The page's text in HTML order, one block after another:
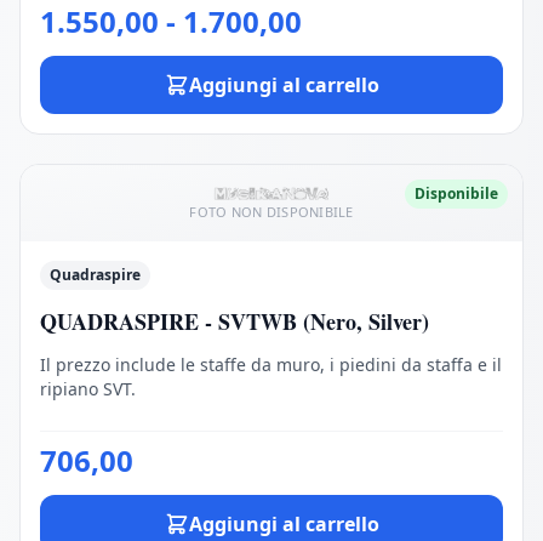
1.550,00 - 1.700,00
Aggiungi al carrello
FOTO NON DISPONIBILE
Disponibile
Quadraspire
QUADRASPIRE - SVTWB (Nero, Silver)
Il prezzo include le staffe da muro, i piedini da staffa e il
ripiano SVT.
706,00
Aggiungi al carrello